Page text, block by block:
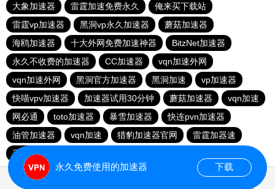
大象加速器
雷霆加速免费永久
俺来买下载站
雷霆vp加速器
黑洞vp永久加速器
蘑菇加速器
海鸥加速器
十大外网免费加速神器
BitzNet加速器
永久不收费的加速器
CC加速器
vqn加速外网
vqn加速外网
黑洞官方加速器 黑洞加速
vp加速器
快喵vpv加速器
加速器试用30分钟 蘑菇加速器
vqn加速
网必通
toto加速器 暴雪加速器
快连pvn加速器
油管加速器
vqn加速 猎豹加速器官网
雷霆加器速
手机外国加速器官网
永久免费使用的加速器 下载